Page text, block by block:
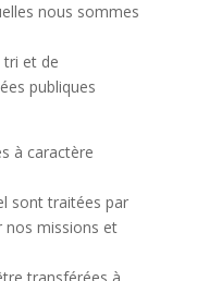
nous sommes
tri et de
publiques
à caractère
sont traitées par
nos missions et